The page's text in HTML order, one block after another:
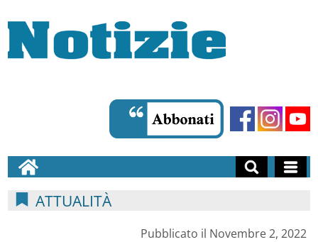
ATTUALITÀ
Pubblicato il Novembre 2, 2022